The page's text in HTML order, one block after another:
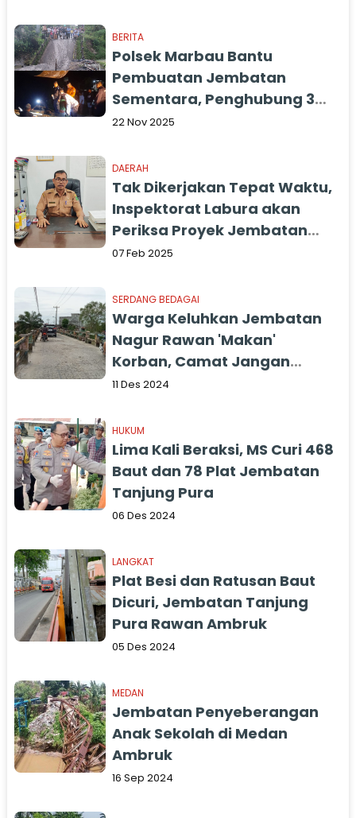
BERITA
Polsek Marbau Bantu
Pembuatan Jembatan
Sementara, Penghubung 3
Desa yang Putus
22 Nov 2025
DAERAH
Tak Dikerjakan Tepat Waktu,
Inspektorat Labura akan
Periksa Proyek Jembatan
Desa Pematang
07 Feb 2025
SERDANG BEDAGAI
Warga Keluhkan Jembatan
Nagur Rawan 'Makan'
Korban, Camat Jangan
Tutup Mata
11 Des 2024
HUKUM
Lima Kali Beraksi, MS Curi 468
Baut dan 78 Plat Jembatan
Tanjung Pura
06 Des 2024
LANGKAT
Plat Besi dan Ratusan Baut
Dicuri, Jembatan Tanjung
Pura Rawan Ambruk
05 Des 2024
MEDAN
Jembatan Penyeberangan
Anak Sekolah di Medan
Ambruk
16 Sep 2024